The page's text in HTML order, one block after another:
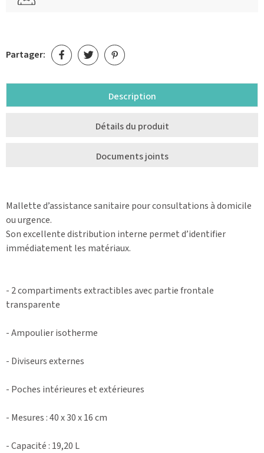
Partager:
Description
Détails du produit
Documents joints
Mallette d’assistance sanitaire pour consultations à domicile
ou urgence.
Son excellente distribution interne permet d’identifier
immédiatement les matériaux.
- 2 compartiments extractibles avec partie frontale
transparente
- Ampoulier isotherme
- Diviseurs externes
- Poches intérieures et extérieures
- Mesures : 40 x 30 x 16 cm
- Capacité : 19,20 L